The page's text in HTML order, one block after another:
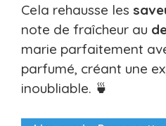
Cela rehausse les
note de fraîcheur au
marie parfaitement
parfumé, créant une
inoubliable. 🍵